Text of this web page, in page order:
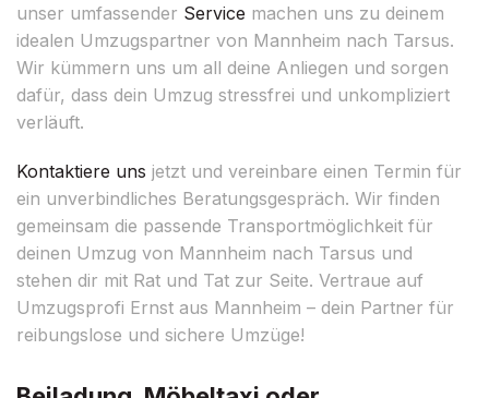
unser umfassender Service machen uns zu deinem
idealen Umzugspartner von Mannheim nach Tarsus.
Wir kümmern uns um all deine Anliegen und sorgen
dafür, dass dein Umzug stressfrei und unkompliziert
verläuft.
Kontaktiere uns jetzt und vereinbare einen Termin für
ein unverbindliches Beratungsgespräch. Wir finden
gemeinsam die passende Transportmöglichkeit für
deinen Umzug von Mannheim nach Tarsus und
stehen dir mit Rat und Tat zur Seite. Vertraue auf
Umzugsprofi Ernst aus Mannheim – dein Partner für
reibungslose und sichere Umzüge!